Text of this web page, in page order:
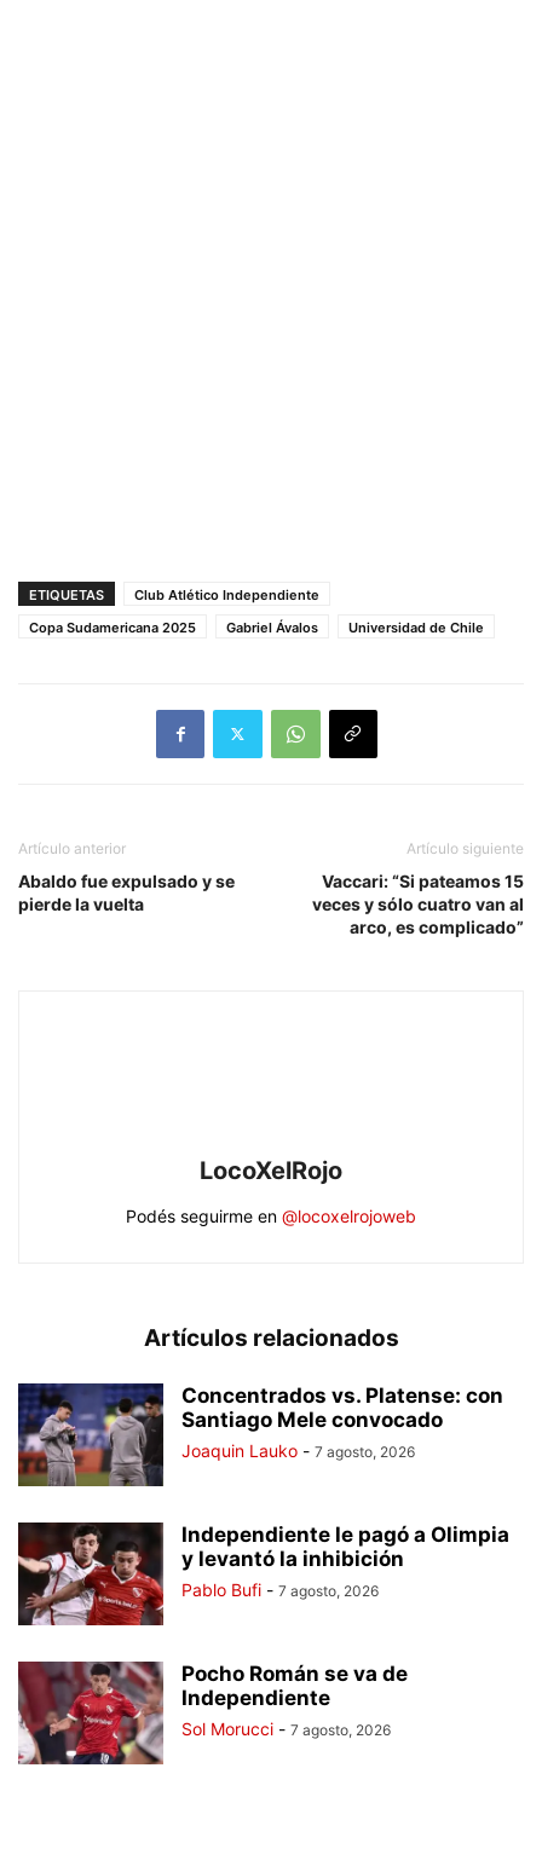
ETIQUETAS
Club Atlético Independiente
Copa Sudamericana 2025
Gabriel Ávalos Universidad de Chile
Artículo anterior
Abaldo fue expulsado y se
pierde la vuelta
Artículo siguiente
Vaccari: “Si pateamos 15
veces y sólo cuatro van al
arco, es complicado”
LocoXelRojo
Podés seguirme en @locoxelrojoweb
Artículos relacionados
Concentrados vs. Platense: con
Santiago Mele convocado
Joaquin Lauko - 7 agosto, 2026
Independiente le pagó a Olimpia
y levantó la inhibición
Pablo Bufi - 7 agosto, 2026
Pocho Román se va de
Independiente
Sol Morucci - 7 agosto, 2026